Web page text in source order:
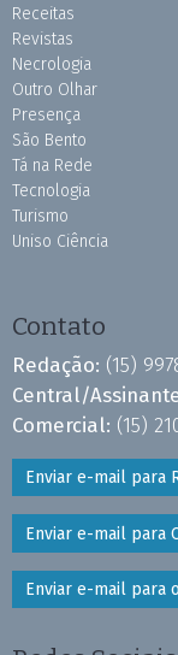
Receitas
Revistas
Necrologia
Outro Olhar
Presença
São Bento
Tá na Rede
Tecnologia
Turismo
Uniso Ciência
Contato
Redação: (15)
Central/
Comercial: (15)
Enviar e-mail para
Enviar e-mail para
Enviar e-mail para